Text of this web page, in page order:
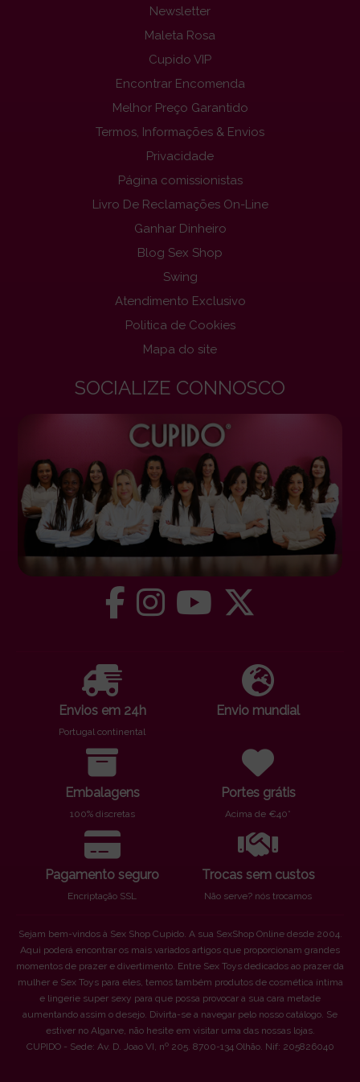
Newsletter
Maleta Rosa
Cupido VIP
Encontrar Encomenda
Melhor Preço Garantido
Termos, Informações & Envios
Privacidade
Página comissionistas
Livro De Reclamações On-Line
Ganhar Dinheiro
Blog Sex Shop
Swing
Atendimento Exclusivo
Politica de Cookies
Mapa do site
SOCIALIZE CONNOSCO
Envios em 24h
Portugal continental
Envio mundial
Embalagens
100% discretas
Portes grátis
Acima de €40*
Pagamento seguro
Encriptação SSL
Trocas sem custos
Não serve? nós trocamos
Sejam bem-vindos à Sex Shop Cupido. A sua SexShop Online desde 2004.
Aqui poderá encontrar os mais variados artigos que proporcionam grandes
momentos de prazer e divertimento. Entre Sex Toys dedicados ao prazer da
mulher e Sex Toys para eles, temos também produtos de cosmética íntima
e lingerie super sexy para que possa provocar a sua cara metade
aumentando assim o desejo. Divirta-se a navegar pelo nosso catálogo. Se
estiver no Algarve, não hesite em visitar uma das nossas lojas.
CUPIDO - Sede: Av. D. Joao VI, nº 205. 8700-134 Olhão. Nif: 205826040